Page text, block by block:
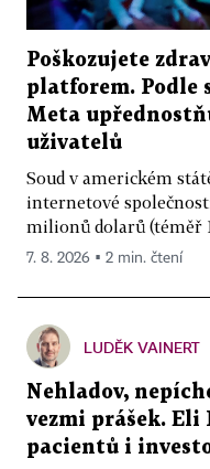
Poškozujete
platforem. Podle
Meta
uživatelů
Soud v americkém
internetové
milionů dolarů (téměř
7. 8. 2026 ▪ 2 min. čtení
LUDĚK VAINERT
Nehladov,
vezmi prášek.
pacientů i